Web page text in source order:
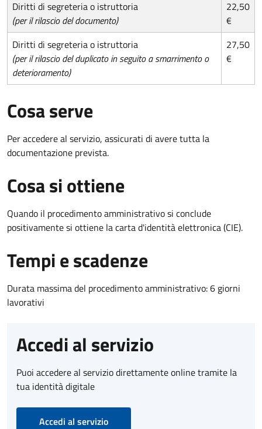
Diritti di segreteria o istruttoria
(per il rilascio del documento)
22,50
€
Diritti di segreteria o istruttoria
(per il rilascio del duplicato in seguito a smarrimento o
deterioramento)
27,50
€
Cosa serve
Per accedere al servizio, assicurati di avere tutta la
documentazione prevista.
Cosa si ottiene
Quando il procedimento amministrativo si conclude
positivamente si ottiene la carta d'identità elettronica (CIE).
Tempi e scadenze
Durata massima del procedimento amministrativo: 6 giorni
lavorativi
Accedi al servizio
Puoi accedere al servizio direttamente online tramite la
tua identità digitale
Accedi al servizio